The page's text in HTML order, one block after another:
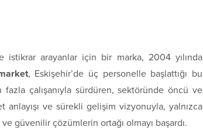
arayanlar için bir marka, 2004 yılında
, Eskişehir’de üç personelle başlattığı bu
çalışanıyla sürdüren, sektöründe öncü ve
ve sürekli gelişim vizyonuyla, yalnızca
güvenilir çözümlerin ortağı olmayı başardı.